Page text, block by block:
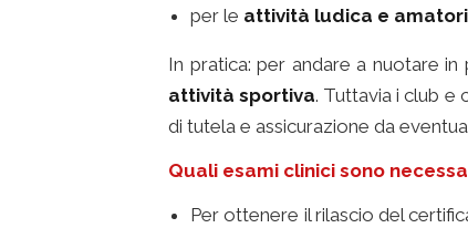
per le attività ludica e
In pratica: per andare a nuotare
attività sportiva. Tuttavia i club e
di tutela e assicurazione da
Quali esami clinici sono
Per ottenere il rilascio del